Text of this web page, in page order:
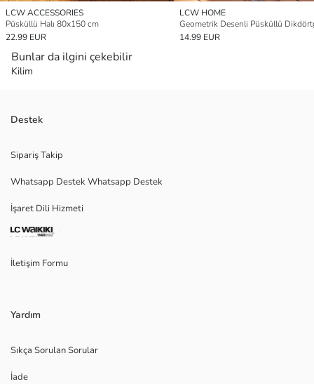
LCW ACCESSORIES
Püsküllü Halı 80x150 cm
22.99 EUR
LCW HOME
14.99 EUR
Bunlar da ilgini çekebilir
Kilim
Destek
Sipariş Takip
Whatsapp Destek Whatsapp Destek
İşaret Dili Hizmeti
İletişim Formu
Yardım
Sıkça Sorulan Sorular
İade